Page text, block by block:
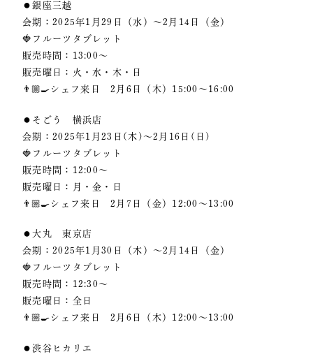
⚫︎銀座三越
会期：2025年1月29日（水）～2月14日（金）
🍓フルーツタブレット
販売時間：13:00〜
販売曜日：火・水・木・日
👨🏼‍🍳シェフ来日 2月6日（木）15:00〜16:00
⚫︎そごう 横浜店
会期：2025年1月23日(木)〜2月16日(日)
🍓フルーツタブレット
販売時間：12:00〜
販売曜日：月・金・日
👨🏼‍🍳シェフ来日 2月7日（金）12:00〜13:00
⚫︎大丸 東京店
会期：2025年1月30日（木）～2月14日（金）
🍓フルーツタブレット
販売時間：12:30〜
販売曜日：全日
👨🏼‍🍳シェフ来日 2月6日（木）12:00〜13:00
⚫︎渋谷ヒカリエ